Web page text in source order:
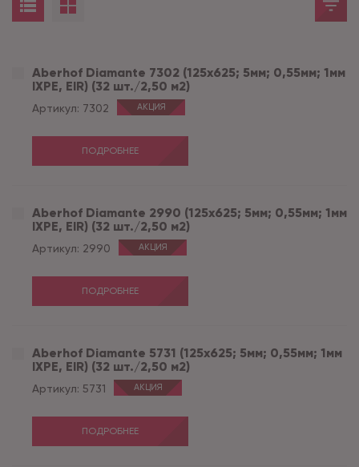
Aberhof Diamante 7302 (125x625; 5мм; 0,55мм; 1мм
IXPE, EIR) (32 шт./2,50 м2)
Артикул: 7302 АКЦИЯ
ПОДРОБНЕЕ
Aberhof Diamante 2990 (125x625; 5мм; 0,55мм; 1мм
IXPE, EIR) (32 шт./2,50 м2)
Артикул: 2990 АКЦИЯ
ПОДРОБНЕЕ
Aberhof Diamante 5731 (125x625; 5мм; 0,55мм; 1мм
IXPE, EIR) (32 шт./2,50 м2)
Артикул: 5731 АКЦИЯ
ПОДРОБНЕЕ